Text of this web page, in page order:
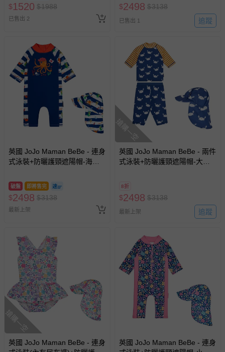
$1520 $1988
已售出 2
$2498 $3138
已售出 1 追蹤
英國 JoJo Maman BeBe - 連身
式泳裝+防曬護頸遮陽帽-海盜
_JJL2753
破盤 即將售完
$2498 $3138
最新上架
搶購一空
英國 JoJo Maman BeBe - 兩件
式泳裝+防曬護頸遮陽帽-大白
8折
$2498 $3138
最新上架 追蹤
搶購一空
英國 JoJo Maman BeBe - 連身
英國 JoJo Maman BeBe - 連身